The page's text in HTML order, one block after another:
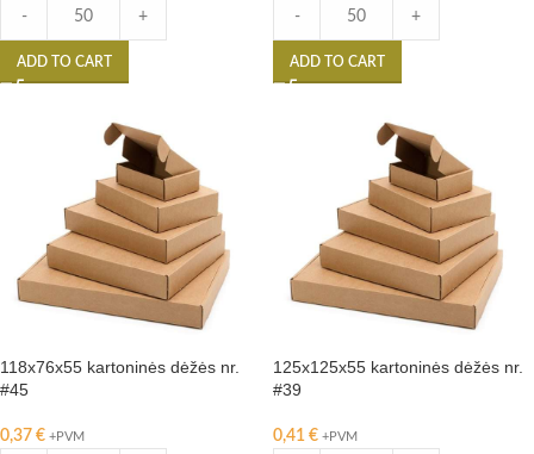
- +
ADD TO CART
- +
ADD TO CART
118x76x55 kartoninės dėžės nr.
#45
0,37 € +PVM
125x125x55 kartoninės dėžės nr.
#39
0,41 € +PVM